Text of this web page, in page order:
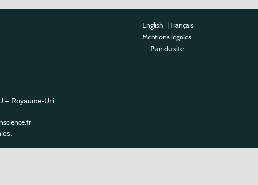
– Royaume-Uni
English | Français
Mentions légales
Plan du site